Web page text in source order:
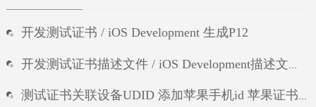
ios手机ipa一键签名工具
ios个人证书能否签名
开发测试证书 / iOS Development 生成P12
测试证书关联设备UDID 添加苹果手机id 苹果证书新增测试设备UDID